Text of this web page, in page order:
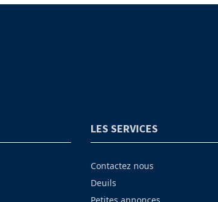
LES SERVICES
Contactez nous
Deuils